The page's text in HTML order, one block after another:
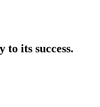
to its success.